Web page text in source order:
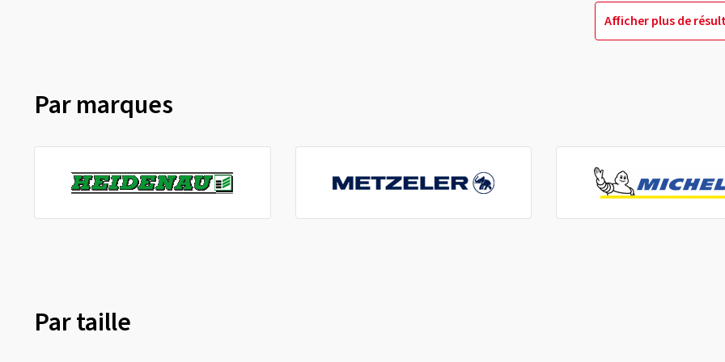
Afficher plus de
Par marques
Par taille